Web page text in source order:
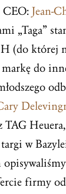
CEO: Jean-
„Taga”
(do
do
w
firmy